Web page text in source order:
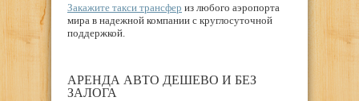
Закажите такси трансфер из любого аэропорта
мира в надежной компании с круглосуточной
поддержкой.
АРЕНДА АВТО ДЕШЕВО И БЕЗ
ЗАЛОГА